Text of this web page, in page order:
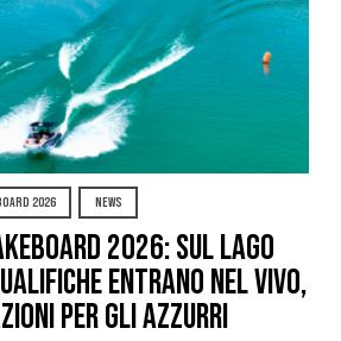
2026 NEWS
2026: sul Lago
entrano nel vivo,
per gli azzurri